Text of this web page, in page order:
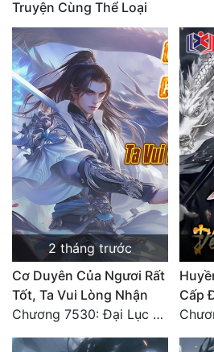
Quân Sự
Sảng Văn
Sắc
Sủng
Thanh Xuân
Tiên Hiệp
Tiểu Thuyết
Trinh Thám
Triều Đấu
Trùng Sinh
Trọng Sinh
Truyện Cùng Thể Loại
2 tháng trước
Cơ Duyên Của Ngươi Rất
Tốt, Ta Vui Lòng Nhận
Chương 7530: Đại Lục Khởi Nguyên – Kiến Thành 71
Cấp